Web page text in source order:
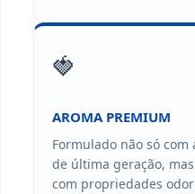
🍓
AROMA PREMIUM
Formulado não só
de última geração,
com propriedades